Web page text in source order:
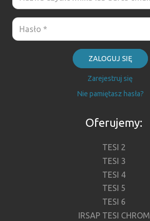
ZALOGUJ SIĘ
Zarejestruj się
Nie pamiętasz hasła?
Oferujemy:
TESI 2
TESI 3
TESI 4
TESI 5
TESI 6
IRSAP TESI CHROM